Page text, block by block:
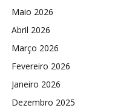
Maio 2026
Abril 2026
Março 2026
Fevereiro 2026
Janeiro 2026
Dezembro 2025